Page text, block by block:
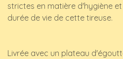
strictes en matière d'hygiène
durée de vie de cette tireuse.
Livrée avec un plateau